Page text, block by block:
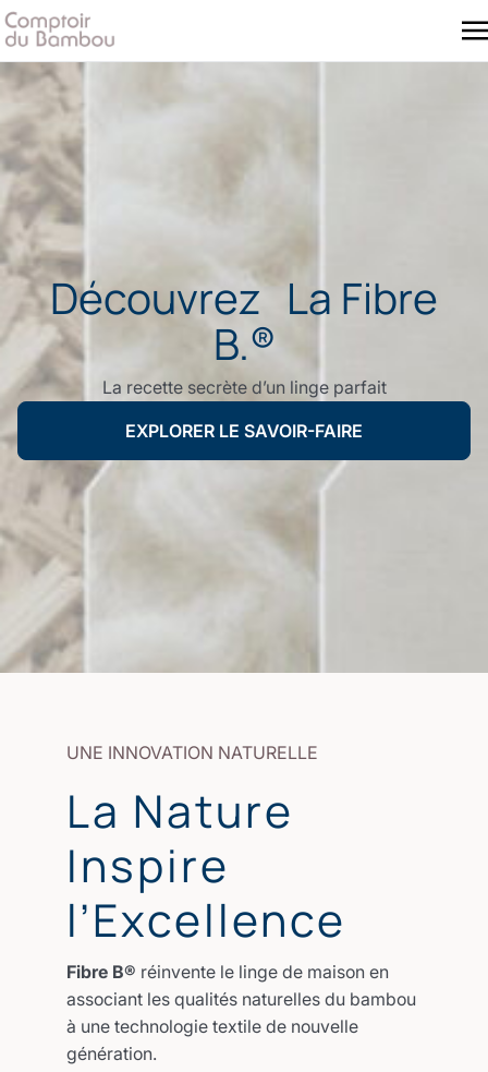
Découvrez La Fibre
B.®
La recette secrète d’un linge parfait
EXPLORER LE SAVOIR-FAIRE
UNE INNOVATION NATURELLE
La Nature
Inspire
l’Excellence
Fibre B® réinvente le linge de maison en
associant les qualités naturelles du bambou
à une technologie textile de nouvelle
génération.